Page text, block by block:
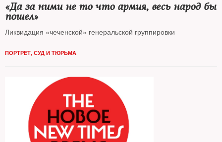
«Да за ними не то что армия, весь народ бы
пошел»
Ликвидация «чеченской» генеральской группировки
ПОРТРЕТ, СУД И ТЮРЬМА